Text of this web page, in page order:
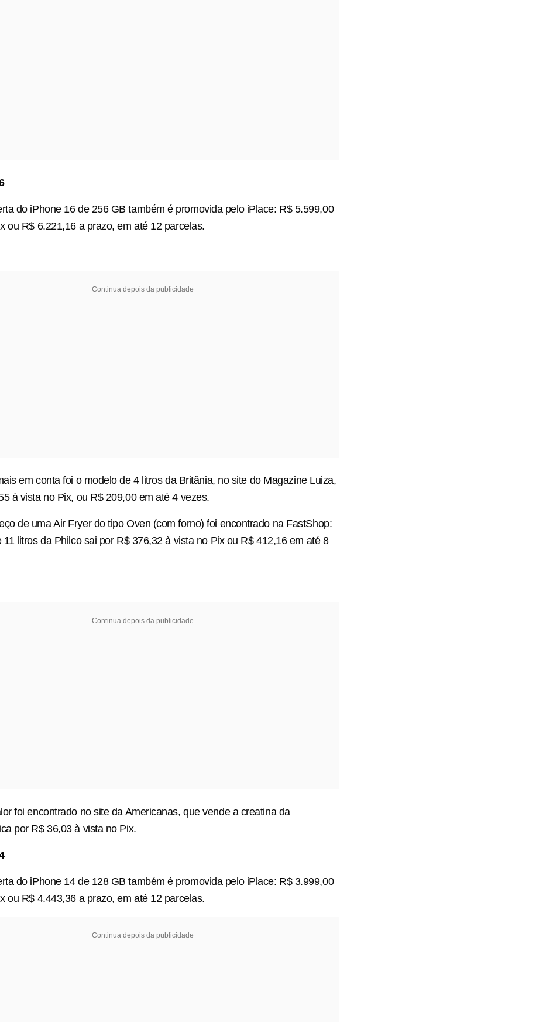
do iPhone 16 de 256 GB também é promovida pelo iPlace: R$ 5.599,00
ou R$ 6.221,16 a prazo, em até 12 parcelas.
Continua depois da publicidade
em conta foi o modelo de 4 litros da Britânia, no site do Magazine Luiza,
à vista no Pix, ou R$ 209,00 em até 4 vezes.
de uma Air Fryer do tipo Oven (com forno) foi encontrado na FastShop:
11 litros da Philco sai por R$ 376,32 à vista no Pix ou R$ 412,16 em até 8
Continua depois da publicidade
foi encontrado no site da Americanas, que vende a creatina da
por R$ 36,03 à vista no Pix.
do iPhone 14 de 128 GB também é promovida pelo iPlace: R$ 3.999,00
ou R$ 4.443,36 a prazo, em até 12 parcelas.
Continua depois da publicidade